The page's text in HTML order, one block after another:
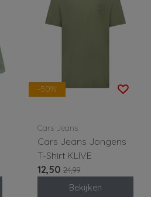
-50%
Cars Jeans
Cars Jeans Jongens
T-Shirt KLIVE
12,50 24,99
Bekijken